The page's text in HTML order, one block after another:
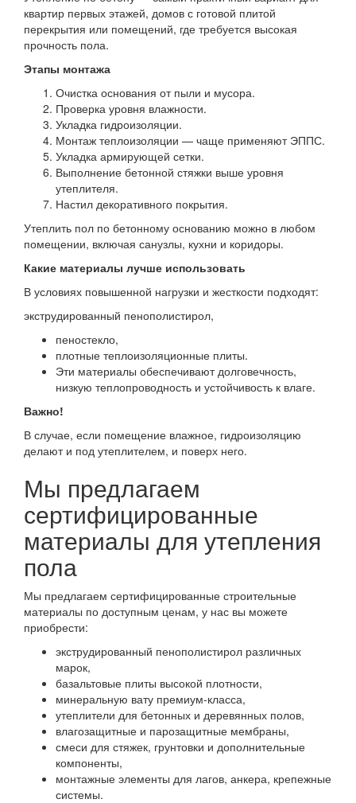
квартир первых этажей, домов с готовой плитой
перекрытия или помещений, где требуется высокая
прочность пола.
Этапы монтажа
Очистка основания от пыли и мусора.
Проверка уровня влажности.
Укладка гидроизоляции.
Монтаж теплоизоляции — чаще применяют ЭППС.
Укладка армирующей сетки.
Выполнение бетонной стяжки выше уровня
утеплителя.
Настил декоративного покрытия.
Утеплить пол по бетонному основанию можно в любом
помещении, включая санузлы, кухни и коридоры.
Какие материалы лучше использовать
В условиях повышенной нагрузки и жесткости подходят:
экструдированный пенополистирол,
пеностекло,
плотные теплоизоляционные плиты.
Эти материалы обеспечивают долговечность,
низкую теплопроводность и устойчивость к влаге.
Важно!
В случае, если помещение влажное, гидроизоляцию
делают и под утеплителем, и поверх него.
Мы предлагаем
сертифицированные
материалы для утепления
пола
Мы предлагаем сертифицированные строительные
материалы по доступным ценам, у нас вы можете
приобрести:
экструдированный пенополистирол различных
марок,
базальтовые плиты высокой плотности,
минеральную вату премиум-класса,
утеплители для бетонных и деревянных полов,
влагозащитные и парозащитные мембраны,
смеси для стяжек, грунтовки и дополнительные
компоненты,
монтажные элементы для лагов, анкера, крепежные
системы.